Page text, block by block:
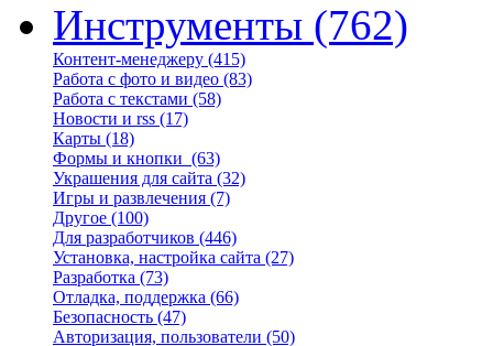
Инструменты (762)
Контент-менеджеру (415)
Работа с фото и видео (83)
Работа с текстами (58)
Новости и rss (17)
Карты (18)
Формы и кнопки (63)
Украшения для сайта (32)
Игры и развлечения (7)
Другое (100)
Для разработчиков (446)
Установка, настройка сайта (27)
Разработка (73)
Отладка, поддержка (66)
Безопасность (47)
Авторизация, пользователи (50)